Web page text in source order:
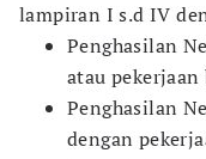
lampiran I s.d IV
Penghasilan
atau
Penghasilan
dengan